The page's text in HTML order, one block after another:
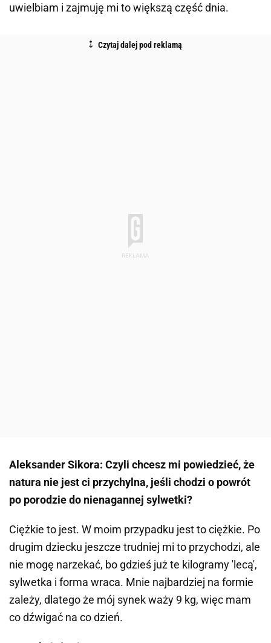
uwielbiam i zajmuję mi to większą część dnia.
Aleksander Sikora: Czyli chcesz mi powiedzieć, że
natura nie jest ci przychylna, jeśli chodzi o powrót
po porodzie do nienagannej sylwetki?
Ciężkie to jest. W moim przypadku jest to ciężkie. Po
drugim dziecku jeszcze trudniej mi to przychodzi, ale
nie mogę narzekać, bo gdzieś już te kilogramy 'lecą',
sylwetka i forma wraca. Mnie najbardziej na formie
zależy, dlatego że mój synek waży 9 kg, więc mam
co dźwigać na co dzień.